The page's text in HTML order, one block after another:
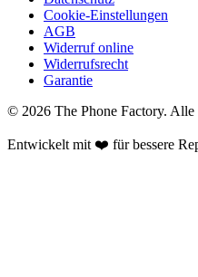
Cookie-Einstellungen
AGB
Widerruf online
Widerrufsrecht
Garantie
© 2026 The Phone Factory. Alle
Entwickelt mit ❤️ für bessere